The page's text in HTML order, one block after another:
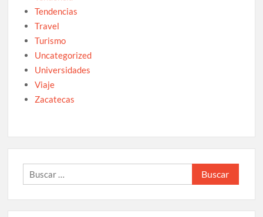
Tendencias
Travel
Turismo
Uncategorized
Universidades
Viaje
Zacatecas
Buscar: